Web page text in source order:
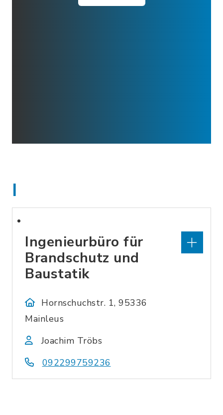
I
Ingenieurbüro für
Brandschutz und
Baustatik
Hornschuchstr. 1, 95336
Mainleus
Joachim Tröbs
092299759236